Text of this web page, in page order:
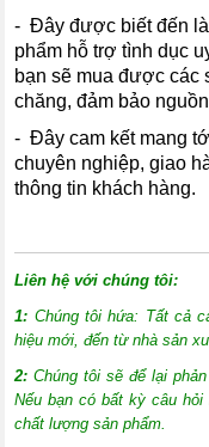
- Đây được biết đến là
phẩm hỗ trợ tình dục
bạn sẽ mua được các
chăng, đảm bảo
- Đây cam kết mang
chuyên nghiệp, giao
thông tin khách hàng.
Liên hệ với chúng tôi:
1: Chúng tôi hứa: Tất cả
hiệu mới, đến từ nhà sản
2: Chúng tôi sẽ để lại
Nếu bạn có bất kỳ câu
chất lượng sản phẩm.